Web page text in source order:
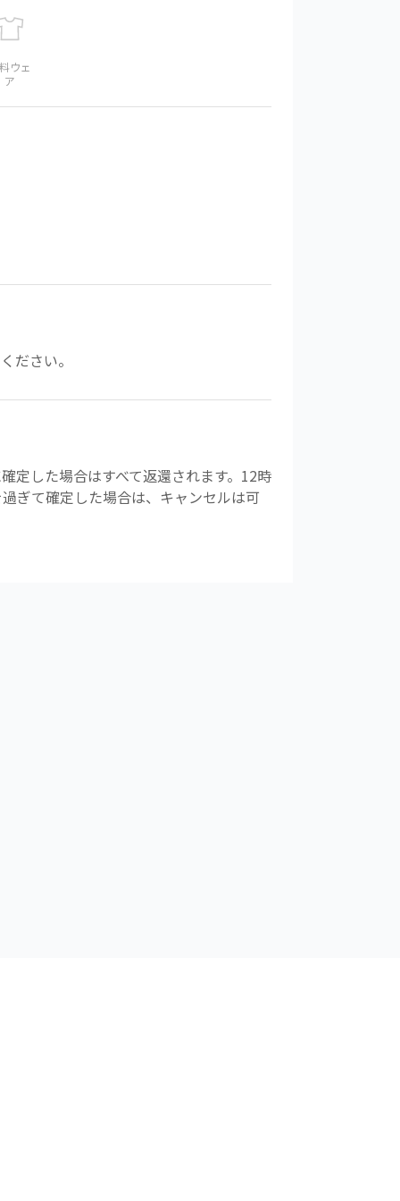
ウェ
ア
ださい。
定した場合はすべて返還されます。12時
ぎて確定した場合は、キャンセルは可